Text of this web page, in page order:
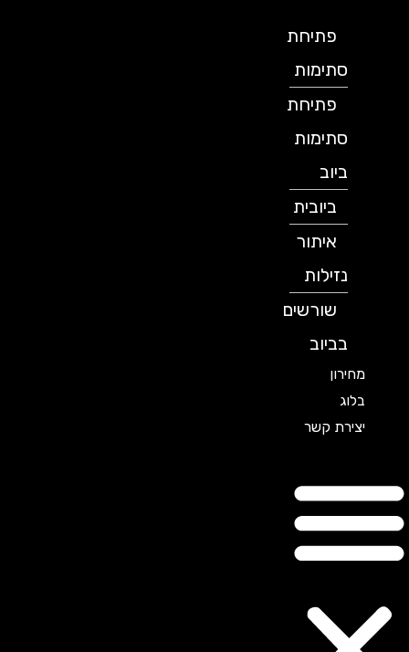
פתיחת
סתימות
פתיחת
סתימות
ביובית
איתור
נזילות
שורשים
בביוב
מחירון
יצירת קשר